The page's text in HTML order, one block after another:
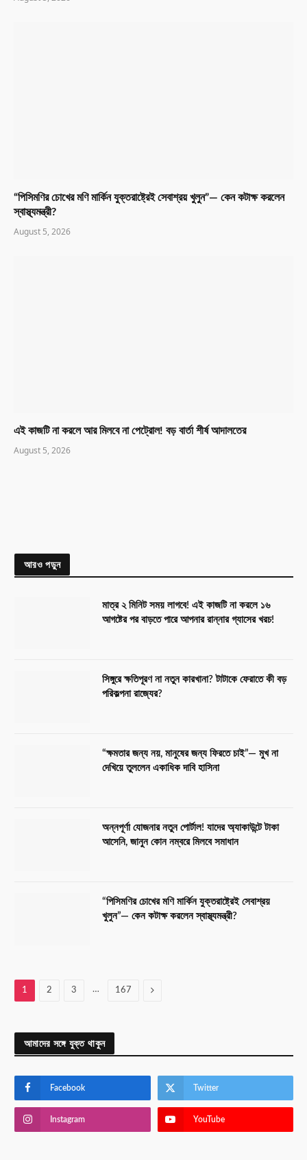
“পিসিমণির চোখের মণি মার্কিন যুক্তরাষ্ট্রেই সেবাশ্রয় খুলুন”— কেন কটাক্ষ করলেন
স্বাস্থ্যমন্ত্রী?
August 5, 2026
এই কাজটি না করলে আর মিলবে না পেট্রোল! বড় বার্তা শীর্ষ আদালতের
August 5, 2026
আরও পড়ুন
মাত্র ২ মিনিট সময় লাগবে! এই কাজটি না করলে ১৬
আগষ্টের পর বাড়তে পারে আপনার রান্নার গ্যাসের খরচ!
সিঙ্গুরে ক্ষতিপূরণ না নতুন কারখানা? টাটাকে ফেরাতে কী বড়
পরিকল্পনা রাজ্যের?
“ক্ষমতার জন্য নয়, মানুষের জন্য ফিরতে চাই”— মুখ না
দেখিয়ে তুললেন একাধিক দাবি হাসিনা
অন্নপূর্ণা যোজনার নতুন পোর্টাল! যাদের অ্যাকাউন্টে টাকা
আসেনি, জানুন কোন নম্বরে মিলবে সমাধান
“পিসিমণির চোখের মণি মার্কিন যুক্তরাষ্ট্রেই সেবাশ্রয়
খুলুন”— কেন কটাক্ষ করলেন স্বাস্থ্যমন্ত্রী?
1 2 3 … 167 Next
আমাদের সঙ্গে যুক্ত থাকুন
Facebook Twitter
Instagram YouTube